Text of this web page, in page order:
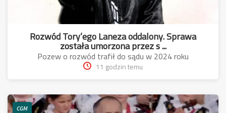
Rozwód Tory’ego Laneza oddalony. Sprawa
została umorzona przez s ...
Pozew o rozwód trafił do sądu w 2024 roku
11 godzin temu
CGM